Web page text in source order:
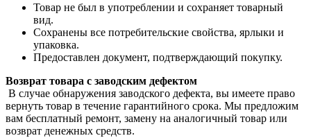
Товар не был в употреблении и сохраняет товарный
вид.
Сохранены все потребительские свойства, ярлыки и
упаковка.
Предоставлен документ, подтверждающий покупку.
Возврат товара с заводским дефектом
В случае обнаружения заводского дефекта, вы имеете право
вернуть товар в течение гарантийного срока. Мы предложим
вам бесплатный ремонт, замену на аналогичный товар или
возврат денежных средств.